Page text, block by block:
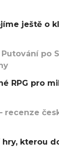
ještě o
po
RPG pro
recenze
kterou